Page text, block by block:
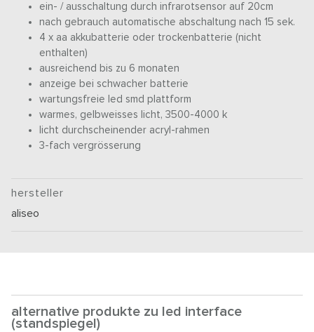
ein- / ausschaltung durch infrarotsensor auf 20cm
nach gebrauch automatische abschaltung nach 15 sek.
4 x aa akkubatterie oder trockenbatterie (nicht
enthalten)
ausreichend bis zu 6 monaten
anzeige bei schwacher batterie
wartungsfreie led smd plattform
warmes, gelbweisses licht, 3500-4000 k
licht durchscheinender acryl-rahmen
3-fach vergrösserung
hersteller
aliseo
alternative produkte zu led interface
(standspiegel)